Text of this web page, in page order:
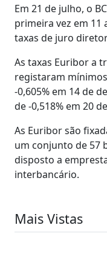
Em 21 de julho, o
primeira vez em 11
taxas de juro
As taxas Euribor a
registaram
-0,605% em 14 de
de -0,518% em 20
As Euribor são
um conjunto de 57
disposto a
interbancário.
Mais Vistas